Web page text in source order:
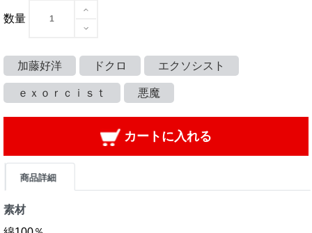
数量
加藤好洋 ドクロ エクソシスト
ｅｘｏｒｃｉｓｔ 悪魔
カートに入れる
商品詳細
素材